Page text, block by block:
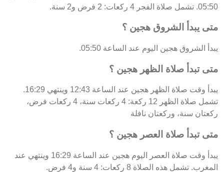
05:50. تشمل صلاة الفجر 4 ركعات: 2 فرض و2 سنة.
متى يبدأ الشروق هجين ؟
يبدأ الشروق هجين اليوم عند الساعة 05:50.
متى تبدأ صلاة الظهر هجين ؟
يبدأ وقت صلاة الظهر هجين عند الساعة 12:43 وينتهي 16:29.
تشمل صلاة الظهر 12 ركعة: 4 ركعات سنة، 4 ركعات فرض،
ركعتان سنة، وركعتان نافلة
متى تبدأ صلاة العصر هجين ؟
يبدأ وقت صلاة العصر اليوم هجين عند الساعة 16:29 وينتهي عند
المغرب. تشمل هذه الصلاة 8 ركعات: 4 سنة و4 فرض.